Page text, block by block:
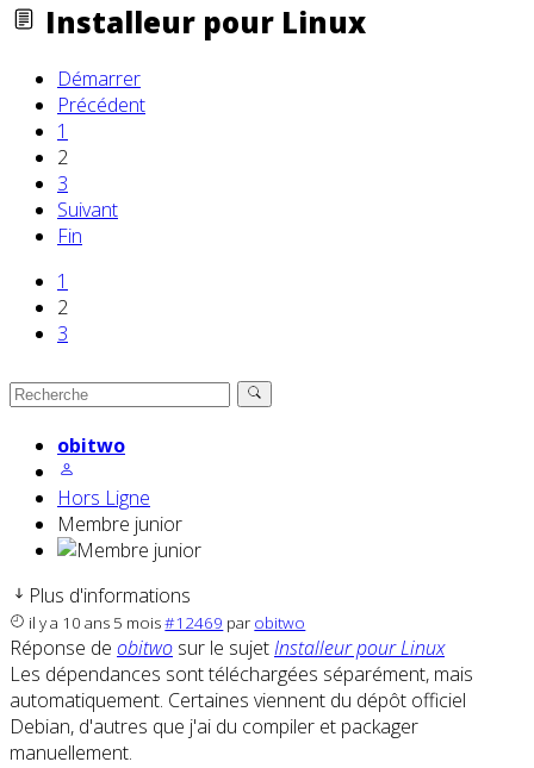
Installeur pour Linux
Démarrer
Précédent
1
2
3
Suivant
Fin
1
2
3
obitwo
Hors Ligne
Membre junior
Plus d'informations
il y a 10 ans 5 mois#12469 par obitwo
Réponse de obitwo sur le sujetInstalleur pour Linux
Les dépendances sont téléchargées séparément, mais
automatiquement. Certaines viennent du dépôt officiel
Debian, d'autres que j'ai du compiler et packager
manuellement.